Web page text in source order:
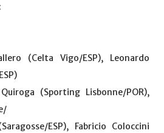
(Celta Vigo/ESP), Leonardo
(Sporting Lisbonne/POR),
ESP), Fabricio Coloccini